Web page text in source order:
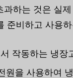
하는 것은 실
준비하고 사용
서 작동하는 냉
원을 사용하여